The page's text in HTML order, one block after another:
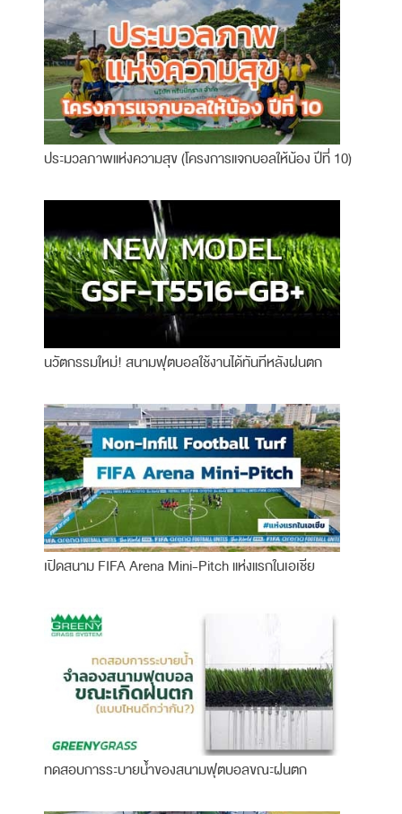
ประมวลภาพแห่งความสุข (โครงการแจกบอลให้น้อง ปีที่ 10)
นวัตกรรมใหม่! สนามฟุตบอลใช้งานได้ทันทีหลังฝนตก
เปิดสนาม FIFA Arena Mini-Pitch แห่งแรกในเอเชีย
ทดสอบการระบายน้ำของสนามฟุตบอลขณะฝนตก